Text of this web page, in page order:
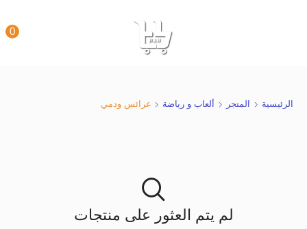
0
الرئيسية المتجر ألعاب و رياضة عرائس ودمي
لم يتم العثور على منتجات